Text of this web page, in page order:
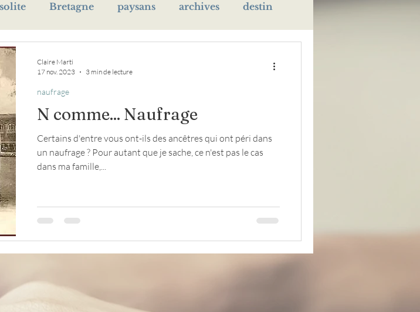
Bretagne paysans archives destin
Guerre mondiale
livre médaille
Seconde Guerre mondiale Lettres évacués
N comme... Naufrage
Certains d'entre vous ont-ils des ancêtres qui ont péri dans
un naufrage ? Pour autant que je sache, ce n'est pas le cas
dans ma famille,...
naufrage
Claire Marti
17 nov. 2023
3 min de lecture